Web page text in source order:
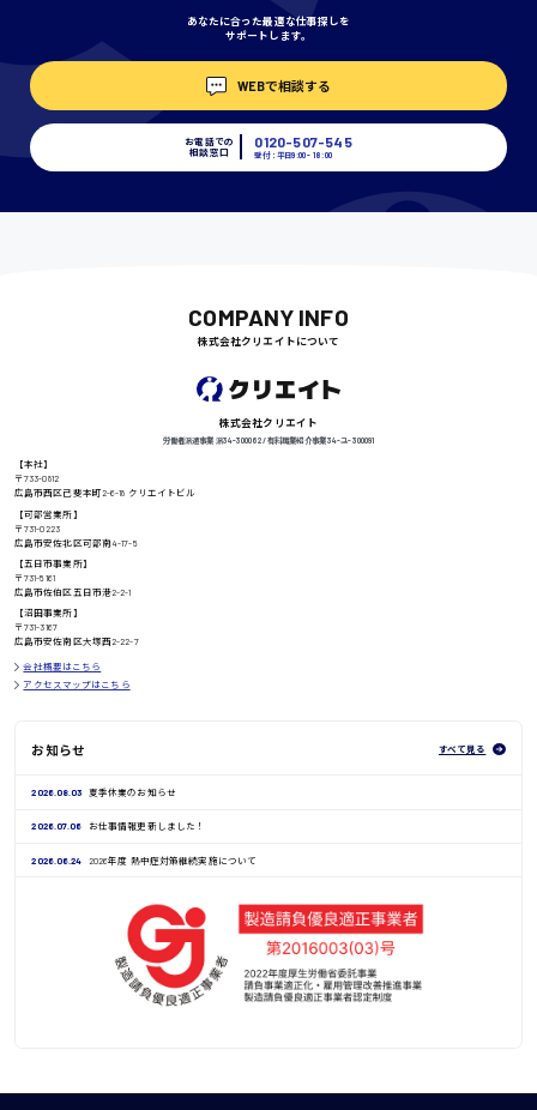
鳥取県
日給8000円〜
あなたに合った最適な仕事探しを
サポートします。
WEBで相談する
お電話での
相談窓口
0120-507-545
受付：平日9:00 - 18:00
COMPANY INFO
株式会社クリエイトについて
株式会社クリエイト
労働者派遣事業 派34-300062 / 有料職業紹介事業 34-ユ-300091
【本社】
〒733-0812
広島市西区己斐本町2-6-18 クリエイトビル
【可部営業所】
〒731-0223
広島市安佐北区可部南4-17-5
【五日市事業所】
〒731-5161
広島市佐伯区五日市港2-2-1
【沼田事業所】
〒731-3167
広島市安佐南区大塚西2-22-7
会社概要はこちら
アクセスマップはこちら
お知らせ すべて見る
2026.08.03 夏季休業のお知らせ
2026.07.06 お仕事情報更新しました！
2026.06.24 2026年度 熱中症対策継続実施について